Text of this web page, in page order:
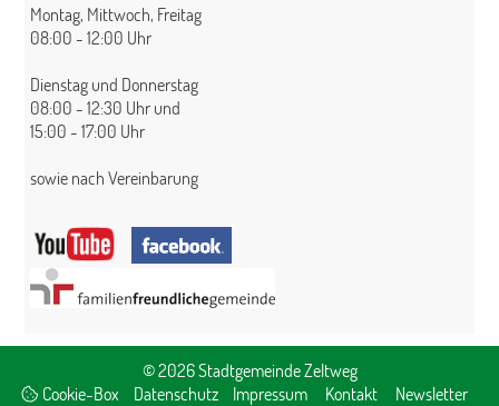
Montag, Mittwoch, Freitag
08:00 - 12:00 Uhr
Dienstag und Donnerstag
08:00 - 12:30 Uhr und
15:00 - 17:00 Uhr
sowie nach Vereinbarung
© 2026 Stadtgemeinde Zeltweg
Cookie-Box
Datenschutz Impressum Kontakt
Newsletter